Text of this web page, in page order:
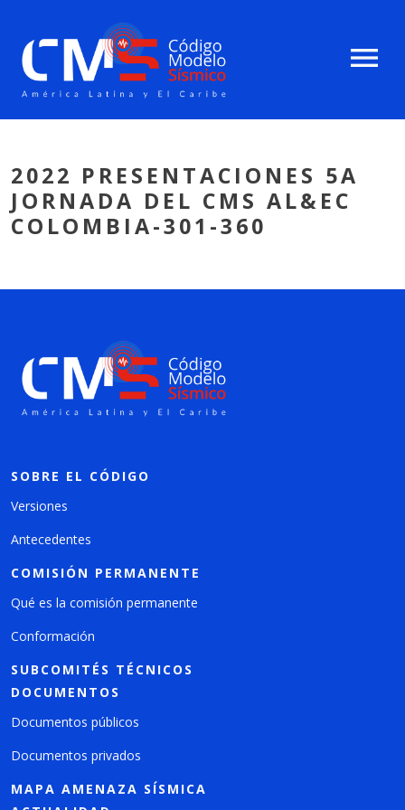
menu
2022 PRESENTACIONES 5A
JORNADA DEL CMS AL&EC
COLOMBIA-301-360
SOBRE EL CÓDIGO
Versiones
Antecedentes
COMISIÓN PERMANENTE
Qué es la comisión permanente
Conformación
SUBCOMITÉS TÉCNICOS
DOCUMENTOS
Documentos públicos
Documentos privados
MAPA AMENAZA SÍSMICA